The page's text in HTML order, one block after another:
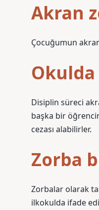
Akran
Çocuğumun
Okulda
Disiplin süreci
başka bir
cezası alabilirler.
Zorba
Zorbalar olarak
ilkokulda ifade